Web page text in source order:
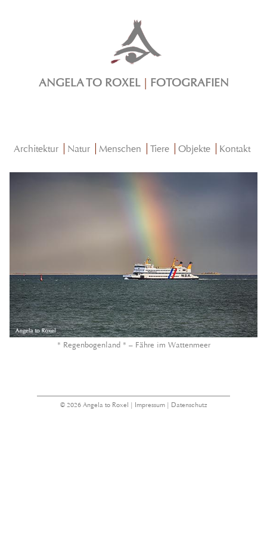
ANGELA TO ROXEL FOTOGRAFIEN
Architektur Natur Menschen Tiere Objekte Kontakt
* Regenbogenland * – Fähre im Wattenmeer
© 2026 Angela to Roxel | Impressum| Datenschutz